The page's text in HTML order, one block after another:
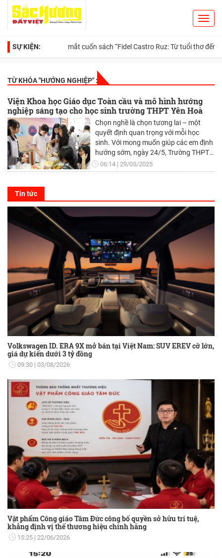
SỰ KIỆN:Ra mắt cuốn sách “Fidel Castro Ruz: Từ tuổi thơ đến huyền
TỪ KHÓA "HƯỚNG NGHIỆP" :
Viện Khoa học Giáo dục Toàn cầu và mô hình hướng
nghiệp sáng tạo cho học sinh trường THPT Yên Hoà
Chọn nghề là chọn tương lai – một
quyết định quan trọng với mỗi học
sinh. Với mong muốn giúp các em định
hướng sớm, ngày 24/5, Trường THPT
Yên Hòa phối hợp cùng Viện Khoa học
Giáo dục Toàn cầu tổ chức chương
khám phá bản thân và xây dựng lộ
trình phù hợp cho hành trình trưởng
06:14 29/05/2025
Tin tức
Volkswagen ID. ERA 9X mở bán tại Việt Nam: SUV EREV cỡ lớn,
giá dự kiến dưới 3 tỷ đồng
09:30 03/08/2026
Vật phẩm Công giáo Tâm Đức công bố quyền sở hữu trí tuệ,
khẳng định vị thế thương hiệu chính hãng
15:25 22/06/2026